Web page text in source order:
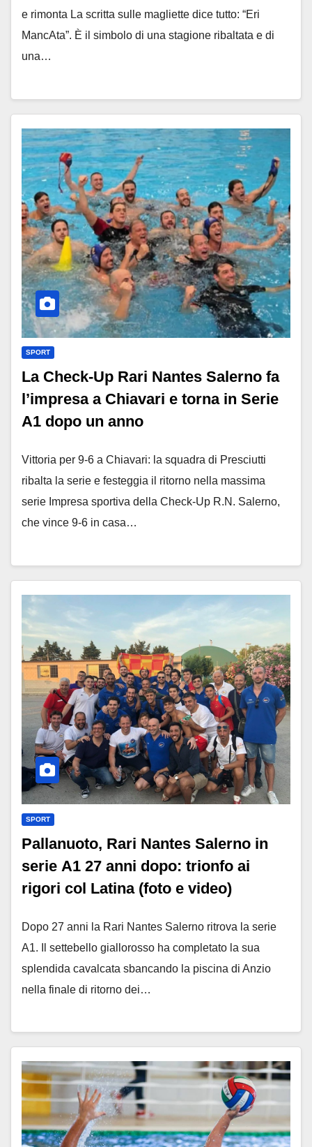
e rimonta La scritta sulle magliette dice tutto: “Eri
MancAta”. È il simbolo di una stagione ribaltata e di
una…
SPORT
La Check-Up Rari Nantes Salerno fa
l’impresa a Chiavari e torna in Serie
A1 dopo un anno
Vittoria per 9-6 a Chiavari: la squadra di Presciutti
ribalta la serie e festeggia il ritorno nella massima
serie Impresa sportiva della Check-Up R.N. Salerno,
che vince 9-6 in casa…
SPORT
Pallanuoto, Rari Nantes Salerno in
serie A1 27 anni dopo: trionfo ai
rigori col Latina (foto e video)
Dopo 27 anni la Rari Nantes Salerno ritrova la serie
A1. Il settebello giallorosso ha completato la sua
splendida cavalcata sbancando la piscina di Anzio
nella finale di ritorno dei…